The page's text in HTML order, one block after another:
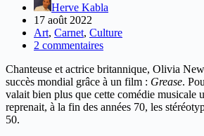
Herve Kabla
17 août 2022
Art, Carnet, Culture
2 commentaires
Chanteuse et actrice britannique, Olivia
succès mondial grâce à un film : Grease.
valait bien plus que cette comédie musicale
reprenait, à la fin des années 70, les
50.